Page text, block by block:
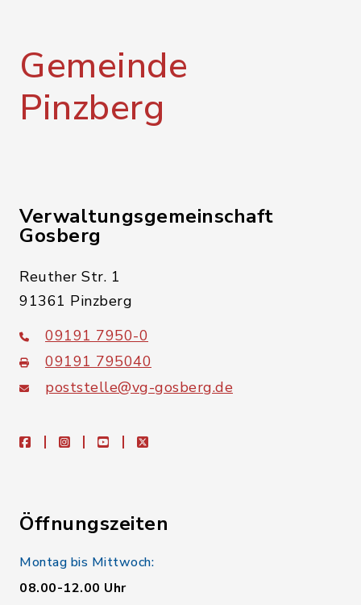
Gemeinde
Pinzberg
Verwaltungsgemeinschaft
Gosberg
Reuther Str. 1
91361 Pinzberg
09191 7950-0
09191 795040
poststelle@vg-gosberg.de
facebookinstagramyoutubeX
Öffnungszeiten
Montag bis Mittwoch:
08.00-12.00 Uhr